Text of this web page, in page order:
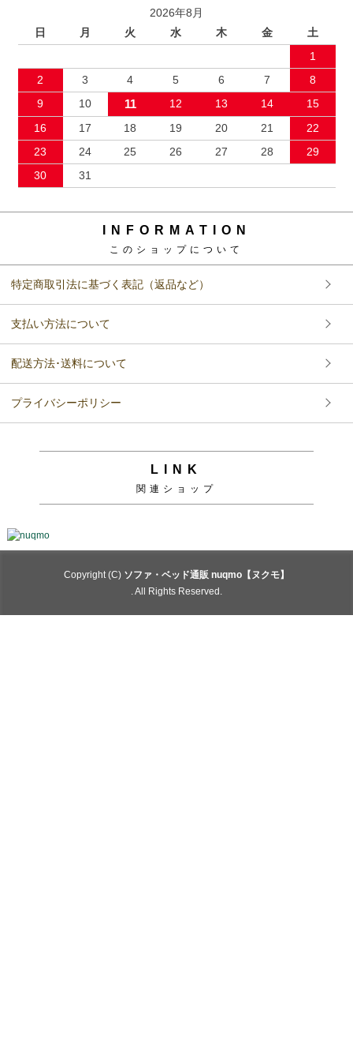
2026年8月
日
月 火 水 木 金
土
1
2
3 4 5 6 7
8
9
10 11 12 13 14
15
16
17 18 19 20 21
22
23
24 25 26 27 28
29
30
31
INFORMATION
このショップについて
特定商取引法に基づく表記（返品など）
支払い方法について
配送方法･送料について
プライバシーポリシー
LINK
関連ショップ
Copyright (C) ソファ・ベッド通販 nuqmo【ヌクモ】
. All Rights Reserved.